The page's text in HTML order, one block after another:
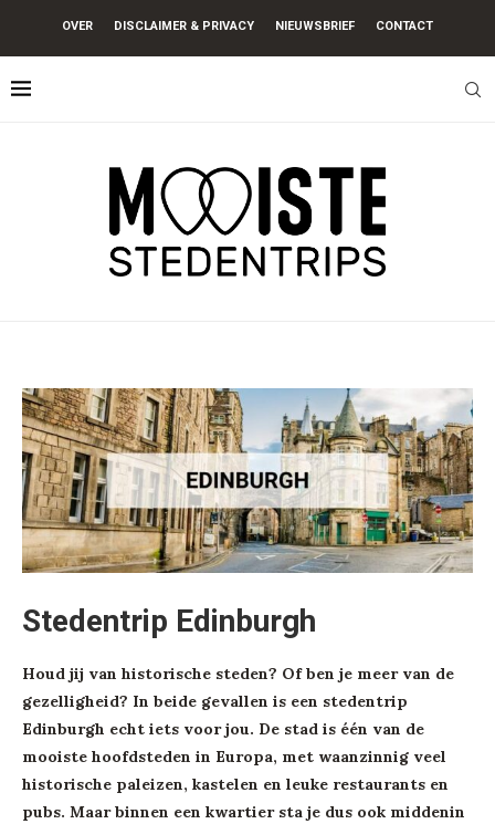
OVER DISCLAIMER & PRIVACY NIEUWSBRIEF CONTACT
Stedentrip Edinburgh
Houd jij van historische steden? Of ben je meer van de
gezelligheid? In beide gevallen is een stedentrip
Edinburgh echt iets voor jou. De stad is één van de
mooiste hoofdsteden in Europa, met waanzinnig veel
historische paleizen, kastelen en leuke restaurants en
pubs. Maar binnen een kwartier sta je dus ook middenin